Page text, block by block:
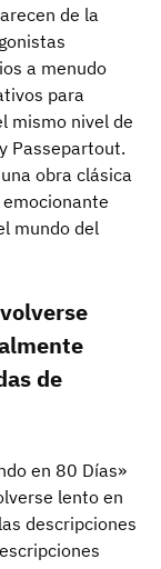
de la
a menudo
para
mismo nivel de
Passepartout.
obra clásica
mundo del
de
en 80 Días»
lento en
descripciones